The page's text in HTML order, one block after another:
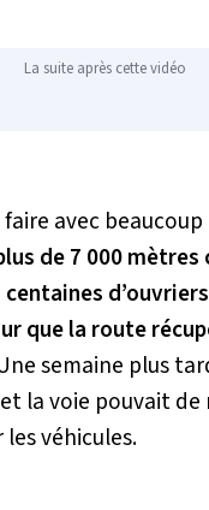
La suite après cette vidéo
avec beaucoup
de 7 000 mètres
que la route
semaine plus
la voie pouvait
véhicules.